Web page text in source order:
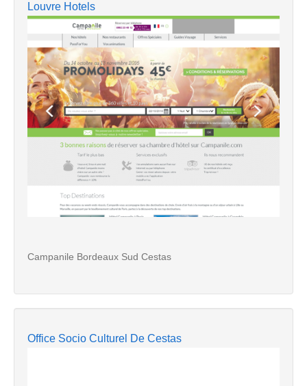
Louvre Hotels
Campanile Bordeaux Sud Cestas
Office Socio Culturel De Cestas